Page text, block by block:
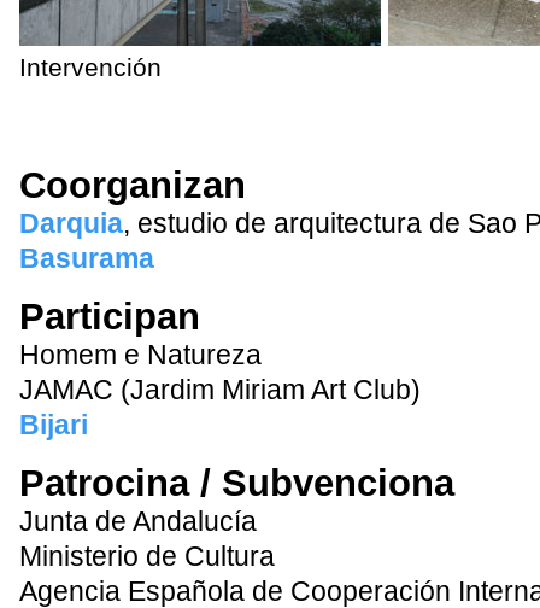
Intervención
Coorganizan
Darquia, estudio de arquitectura de Sao
Basurama
Participan
Homem e Natureza
JAMAC (Jardim Miriam Art Club)
Bijari
Patrocina / Subvenciona
Junta de Andalucía
Ministerio de Cultura
Agencia Española de Cooperación